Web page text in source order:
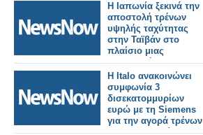
Η Ιαπωνία ξεκινά την
αποστολή τρένων
υψηλής ταχύτητας
στην Ταϊβάν στο
πλαίσιο μιας
σημαντικής
σιδηροδρομικής
παραγγελίας.
Η Italo ανακοινώνει
συμφωνία 3
δισεκατομμυρίων
ευρώ με τη Siemens
για την αγορά τρένων
για τη Γερμανία.